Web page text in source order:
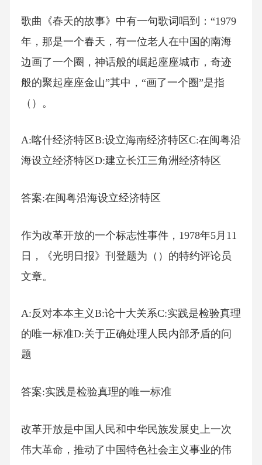
歌曲《春天的故事》中有一句歌词唱到：“1979
年，那是一个春天，有一位老人在中国的南海
边画了一个圈，神话般的崛起座座城市，奇迹
般的聚起座座金山”其中，“画了一个圈”是指
（）。
A:喀什经济特区B:设立海南经济特区C:在闽粤沿
海设立经济特区D:建立长江三角洲经济特区
答案:在闽粤沿海设立经济特区
作为改革开放的一个标志性事件，1978年5月11
日，《光明日报》刊登题为（）的特约评论员
文章。
A:反对本本主义B:论十大关系C:实践是检验真理
的唯一标准D:关于正确处理人民内部矛盾的问
题
答案:实践是检验真理的唯一标准
改革开放是中国人民和中华民族发展史上一次
伟大革命，推动了中国特色社会主义事业的伟